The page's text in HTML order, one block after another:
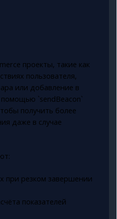
проекты, такие как
пользователя,
или добавление в
помощью `sendBeacon`
получить более
даже в случае
при резком завершении
показателей